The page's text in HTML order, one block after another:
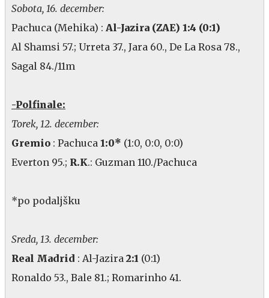
Sobota, 16. december:
Pachuca (Mehika) : Al-Jazira (ZAE) 1:4 (0:1)
Al Shamsi 57.; Urreta 37., Jara 60., De La Rosa 78.,
Sagal 84./11m
-Polfinale:
Torek, 12. december:
Gremio : Pachuca 1:0* (1:0, 0:0, 0:0)
Everton 95.; R.K.: Guzman 110./Pachuca
*po podaljšku
Sreda, 13. december:
Real Madrid : Al-Jazira 2:1 (0:1)
Ronaldo 53., Bale 81.; Romarinho 41.